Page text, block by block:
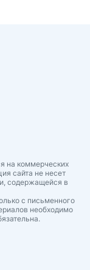
на коммерческих
сайта не несет
содержащейся в
с письменного
необходимо